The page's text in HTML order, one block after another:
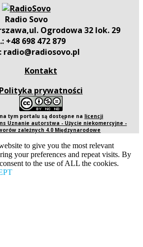
Radio Sovo
Ogrodowa 32 lok. 29
+48 698 472 879
radio@radiosovo.pl
Kontakt
Polityka prywatności
tym portalu są dostępne na licencji
Uznanie autorstwa - Użycie niekomercyjne -
zależnych 4.0 Międzynarodowe
to give you the most relevant
your preferences and repeat visits. By
to the use of ALL the cookies.